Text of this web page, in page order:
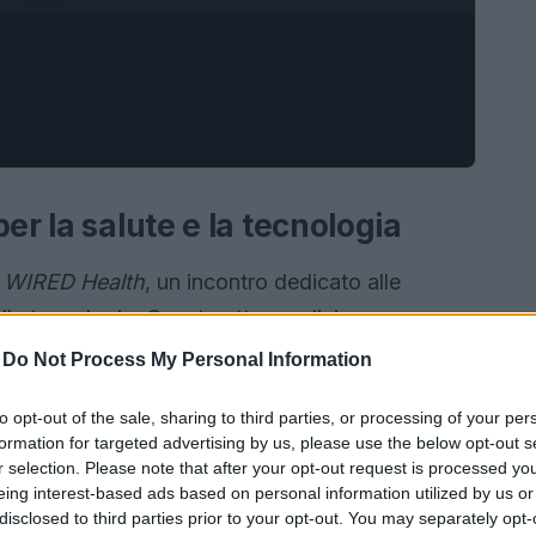
Do Not Process My Personal Information
opt-out of the sale, sharing to third parties, or processing of your
for targeted advertising by us, please use the below opt-out
selection. Please note that after your opt-out request is processed
interest-based ads based on personal information utilized by us
to third parties prior to your opt-out. You may separately
la salute e la tecnologia
WIRED Health, un incontro dedicato alle
tecnologia. Questa ottava edizione,
Vita-Salute San Raffaele, si concentrerà sul
del fattore umano nella trasformazione
ricco di incontri gratuiti e aperti al
unica per professionisti, ricercatori e
e le opportunità future.